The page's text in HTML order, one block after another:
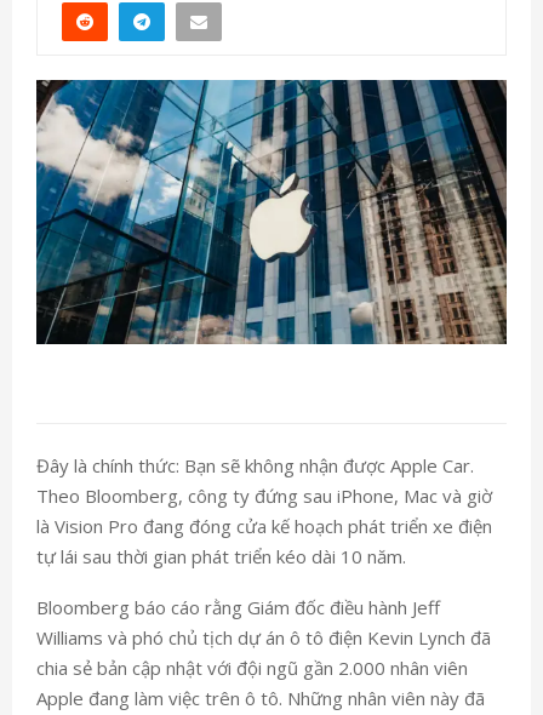
Đây là chính thức: Bạn sẽ không nhận được Apple Car.
Theo Bloomberg, công ty đứng sau iPhone, Mac và giờ
là Vision Pro đang đóng cửa kế hoạch phát triển xe điện
tự lái sau thời gian phát triển kéo dài 10 năm.
Bloomberg báo cáo rằng Giám đốc điều hành Jeff
Williams và phó chủ tịch dự án ô tô điện Kevin Lynch đã
chia sẻ bản cập nhật với đội ngũ gần 2.000 nhân viên
Apple đang làm việc trên ô tô. Những nhân viên này đã